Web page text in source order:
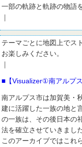
一部の軌跡と軌跡の物語
｜
テーマごとに地図上でス
お楽しみください。
｜
■【Visualizer①南アルプ
南アルプス市は加賀美・
建に活躍した一族の地と
の一族は、その後日本の
法を確立させていきました
このアーカイブではこれ